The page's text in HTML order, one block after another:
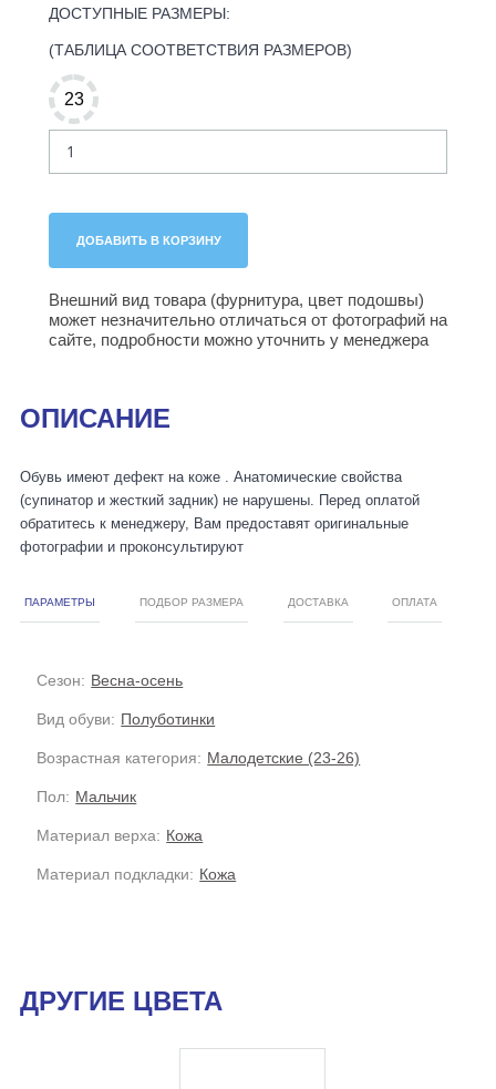
ДОСТУПНЫЕ РАЗМЕРЫ:
(ТАБЛИЦА СООТВЕТСТВИЯ РАЗМЕРОВ)
23
Внешний вид товара (фурнитура, цвет подошвы)
может незначительно отличаться от фотографий на
сайте, подробности можно уточнить у менеджера
ОПИСАНИЕ
Обувь имеют дефект на коже . Анатомические свойства
(супинатор и жесткий задник) не нарушены. Перед оплатой
обратитесь к менеджеру, Вам предоставят оригинальные
фотографии и проконсультируют
ПАРАМЕТРЫ ПОДБОР РАЗМЕРА ДОСТАВКА ОПЛАТА
Сезон: Весна-осень
Вид обуви: Полуботинки
Возрастная категория: Малодетские (23-26)
Пол: Мальчик
Материал верха: Кожа
Материал подкладки: Кожа
ДРУГИЕ ЦВЕТА